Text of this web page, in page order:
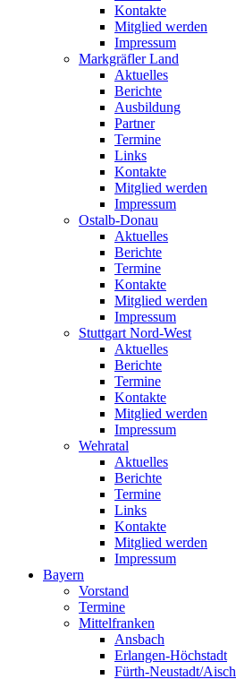
Kontakte
Mitglied werden
Impressum
Markgräfler Land
Aktuelles
Berichte
Ausbildung
Partner
Termine
Links
Kontakte
Mitglied werden
Impressum
Ostalb-Donau
Aktuelles
Berichte
Termine
Kontakte
Mitglied werden
Impressum
Stuttgart Nord-West
Aktuelles
Berichte
Termine
Kontakte
Mitglied werden
Impressum
Wehratal
Aktuelles
Berichte
Termine
Links
Kontakte
Mitglied werden
Impressum
Bayern
Vorstand
Termine
Mittelfranken
Ansbach
Erlangen-Höchstadt
Fürth-Neustadt/Aisch